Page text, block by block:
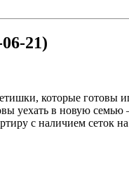
21)
которые готовы
уехать в новую семью
с наличием сеток